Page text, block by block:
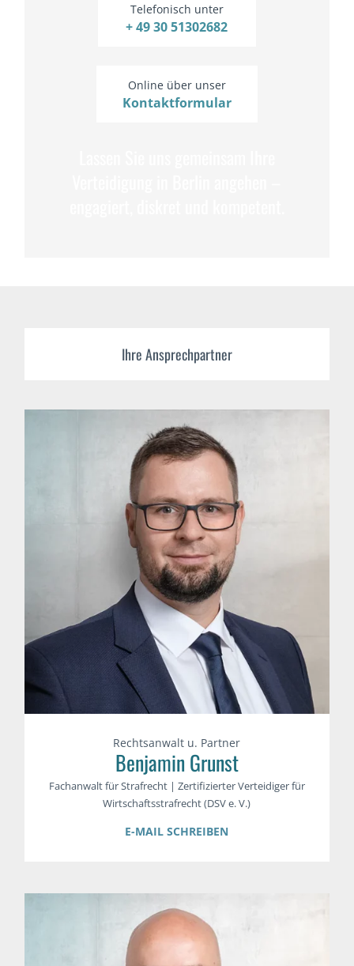
Telefonisch unter
+ 49 30 51302682
Online über unser
Kontaktformular
Ihre Ansprechpartner
Rechtsanwalt u. Partner
Benjamin Grunst
Fachanwalt für Strafrecht | Zertifizierter Verteidiger für
Wirtschaftsstrafrecht (DSV e. V.)
E-MAIL SCHREIBEN